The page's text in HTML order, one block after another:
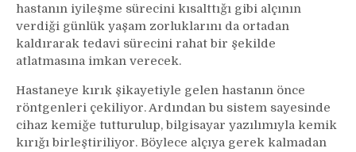
hastanın iyileşme sürecini kısalttığı gibi alçının
verdiği günlük yaşam zorluklarını da ortadan
kaldırarak tedavi sürecini rahat bir şekilde
atlatmasına imkan verecek.
Hastaneye kırık şikayetiyle gelen hastanın önce
röntgenleri çekiliyor. Ardından bu sistem sayesinde
cihaz kemiğe tutturulup, bilgisayar yazılımıyla kemik
kırığı birleştiriliyor. Böylece alçıya gerek kalmadan